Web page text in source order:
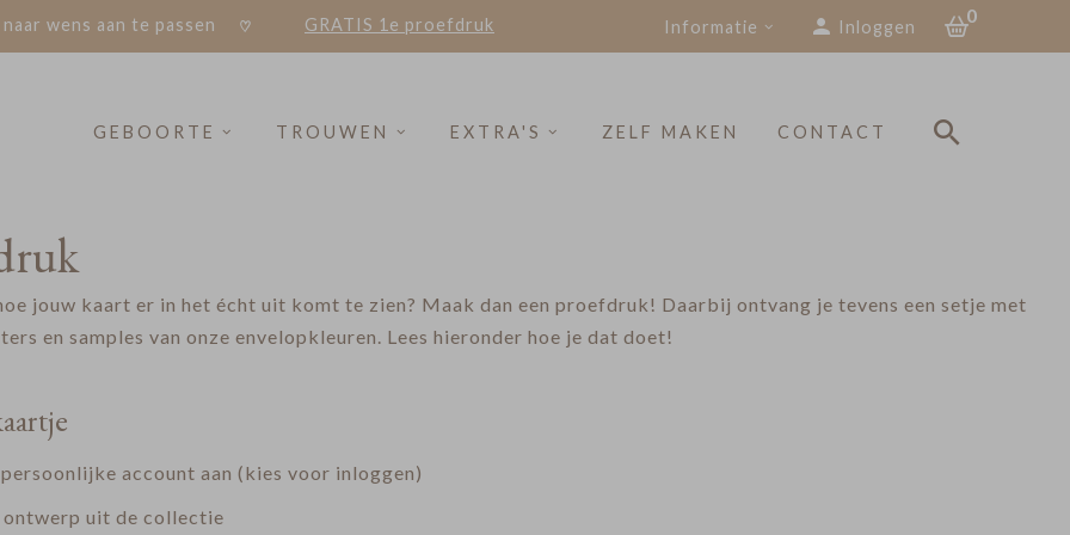
naar wens aan te passen GRATIS 1e proefdruk Informatie Inloggen
0
GEBOORTE TROUWEN EXTRA'S ZELF MAKEN CONTACT
jouw kaart er in het écht uit komt te zien? Maak dan een proefdruk! Daarbij ontvang je tevens een setje met
en samples van onze envelopkleuren. Lees hieronder hoe je dat doet!
account aan (kies voor inloggen)
ontwerp uit de collectie